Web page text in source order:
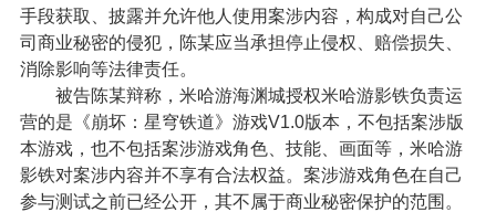
手段获取、披露并允许他人使用案涉内容，构成对自己公
司商业秘密的侵犯，陈某应当承担停止侵权、赔偿损失、
消除影响等法律责任。
被告陈某辩称，米哈游海渊城授权米哈游影铁负责运
营的是《崩坏：星穹铁道》游戏V1.0版本，不包括案涉版
本游戏，也不包括案涉游戏角色、技能、画面等，米哈游
影铁对案涉内容并不享有合法权益。案涉游戏角色在自己
参与测试之前已经公开，其不属于商业秘密保护的范围。